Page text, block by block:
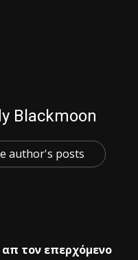
Blackmoon
author's posts
απ τον επερχόμενο